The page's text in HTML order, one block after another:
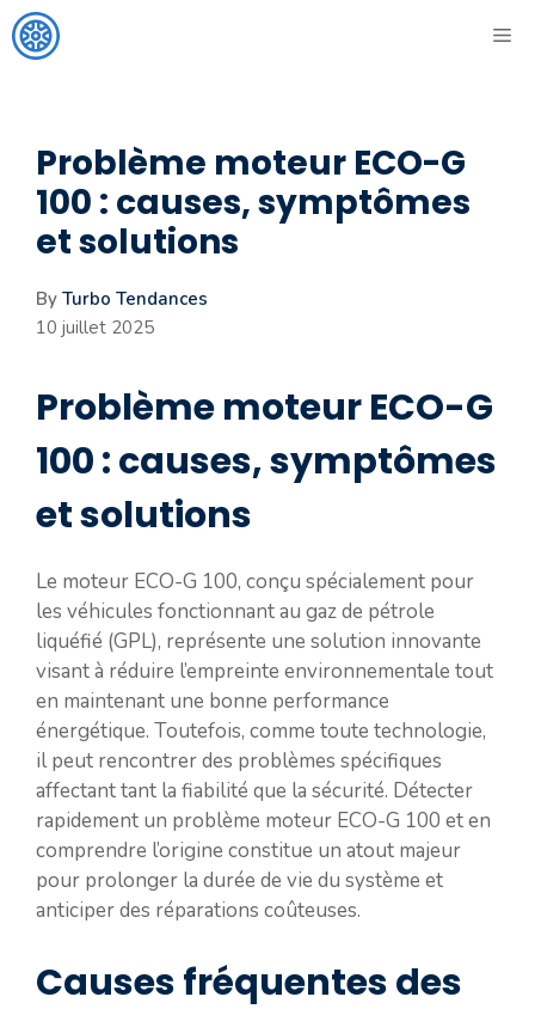
Aller
au
Problème moteur ECO-G
100 : causes, symptômes
et solutions
By Turbo Tendances
10 juillet 2025
Problème moteur ECO-G
100 : causes, symptômes
et solutions
Le moteur ECO-G 100, conçu spécialement pour
les véhicules fonctionnant au gaz de pétrole
liquéfié (GPL), représente une solution innovante
visant à réduire l’empreinte environnementale tout
en maintenant une bonne performance
énergétique. Toutefois, comme toute technologie,
il peut rencontrer des problèmes spécifiques
affectant tant la fiabilité que la sécurité. Détecter
rapidement un problème moteur ECO-G 100 et en
comprendre l’origine constitue un atout majeur
pour prolonger la durée de vie du système et
anticiper des réparations coûteuses.
Causes fréquentes des